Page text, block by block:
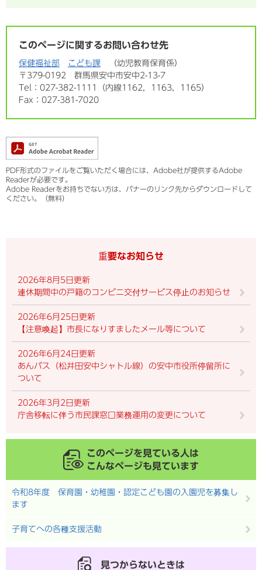
このページに関するお問い合わせ先
保健福祉部 こども課
幼児教育保育係
〒379-0192
群馬県安中市安中2-13-7
Tel：027-382-1111（内線1162，1163，1165）
Fax：027-381-7020
PDF形式のファイルをご覧いただく場合には、Adobe社が提供するAdobe
Readerが必要です。
Adobe Readerをお持ちでない方は、バナーのリンク先からダウンロードして
ください。（無料）
重要なお知らせ
2026年8月5日更新
連休期間中の戸籍のコンビニ交付サービス停止のお知らせ
2026年6月25日更新
【注意喚起】市長になりすましたメール等について
2026年6月24日更新
あんバス（松井田安中シャトル線）の安中市役所停留所に
ついて
2026年3月2日更新
庁舎移転に伴う市民課窓口業務運用の変更について
このページを見ている人は
こんなページも見ています
令和8年度 保育園・幼稚園・認定こども園の入園児を募集し
ます
子育てへの各種支援活動
見つからないときは